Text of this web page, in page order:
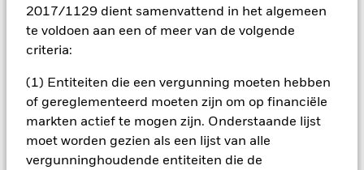
2017/1129 dient samenvattend in het algemeen
te voldoen aan een of meer van de volgende
criteria:
(1) Entiteiten die een vergunning moeten hebben
of gereglementeerd moeten zijn om op financiële
markten actief te mogen zijn. Onderstaande lijst
moet worden gezien als een lijst van alle
vergunninghoudende entiteiten die de
zijn niet gegarandeerd. Beleggers verliezen mogelijk hun
oorspronkelijke inleg.
Het fonds belegt voor een groot deel in effecten die
betreffende valutakoersen zullen invloed hebben op de
waarde van de belegging. Vergeleken met meer gevestigde
markten in ontwikkeling worden beïnvloed door een grotere
volatiliteit als gevolg van verschillen in algemeen aanvaarde
principes van administratieve verantwoording of door